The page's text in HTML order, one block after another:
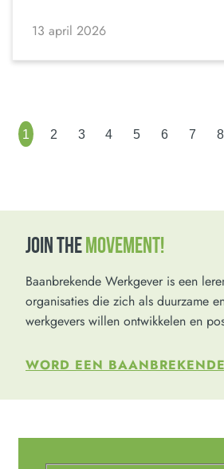
13 april 2026
1 2 3 4 5 6 7 8
JOIN THEMOVEMENT!
Baanbrekende Werkgever is een
organisaties die zich als duurzame
werkgevers willen ontwikkelen en
WORD EEN